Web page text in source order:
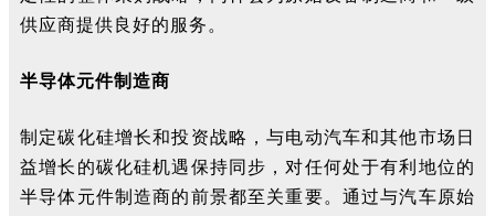
供应商提供良好的服务。
半导体元件制造商
制定碳化硅增长和投资战略，与电动汽车和其他市场日
益增长的碳化硅机遇保持同步，对任何处于有利地位的
半导体元件制造商的前景都至关重要。通过与汽车原始